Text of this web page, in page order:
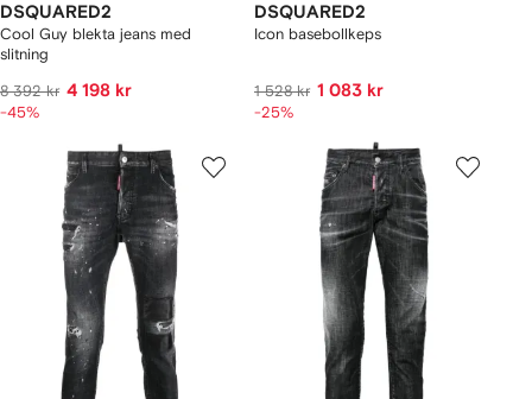
DSQUARED2
Cool Guy blekta jeans med
slitning
8 392 kr 4 198 kr
-45%
DSQUARED2
Icon basebollkeps
1 528 kr 1 083 kr
-25%